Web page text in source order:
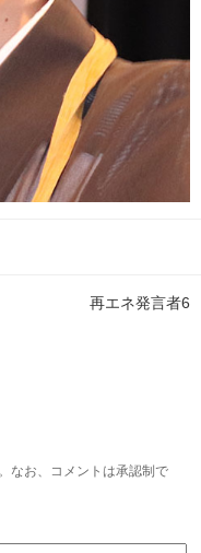
再エネ発言者6
なお、コメントは承認制で